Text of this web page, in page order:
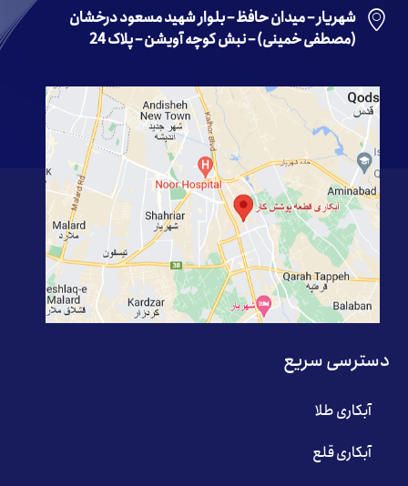
شهریار – میدان حافظ – بلوار شهید مسعود درخشان
(مصطفی خمینی) – نبش کوچه آویشن – پلاک 24
دسترسی سریع
آبکاری طلا
آبکاری قلع